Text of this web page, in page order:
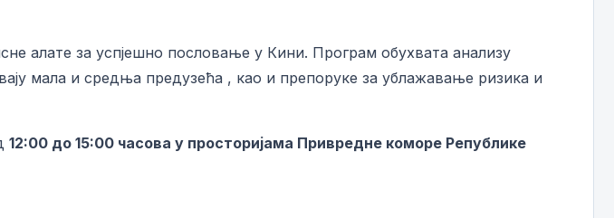
алате за успјешно пословање у Кини. Програм обухвата анализу
мала и средња предузећа , као и препоруке за ублажавање ризика и
12:00 до 15:00 часова у просторијама Привредне коморе Републике